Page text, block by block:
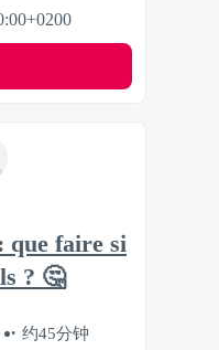
que faire si
? 🤔
约45分钟